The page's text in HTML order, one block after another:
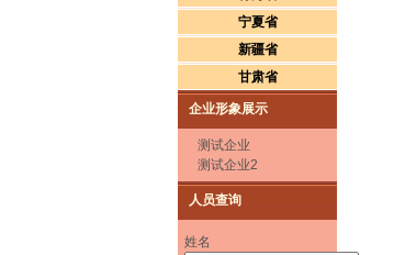
宁夏省
新疆省
甘肃省
企业形象展示
测试企业
测试企业2
人员查询
姓名